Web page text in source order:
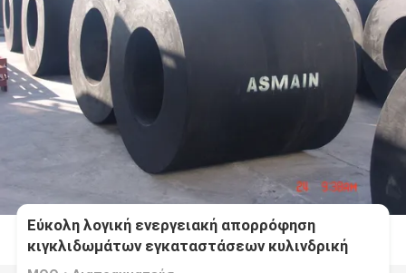
Εύκολη λογική ενεργειακή απορρόφηση
κιγκλιδωμάτων εγκαταστάσεων κυλινδρική
λαστιχένια